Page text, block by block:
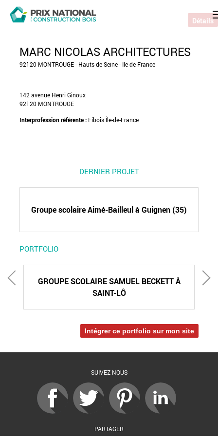
MARC NICOLAS ARCHITECTURES
92120 MONTROUGE - Hauts de Seine - Ile de France
142 avenue Henri Ginoux
92120 MONTROUGE
Interprofession référente : Fibois Île-de-France
DERNIER PROJET
Groupe scolaire Aimé-Bailleul à Guignen (35)
Détails
PORTFOLIO
GROUPE SCOLAIRE SAMUEL BECKETT À
SAINT-LÔ
Intégrer ce portfolio sur mon site
SUIVEZ-NOUS
PARTAGER